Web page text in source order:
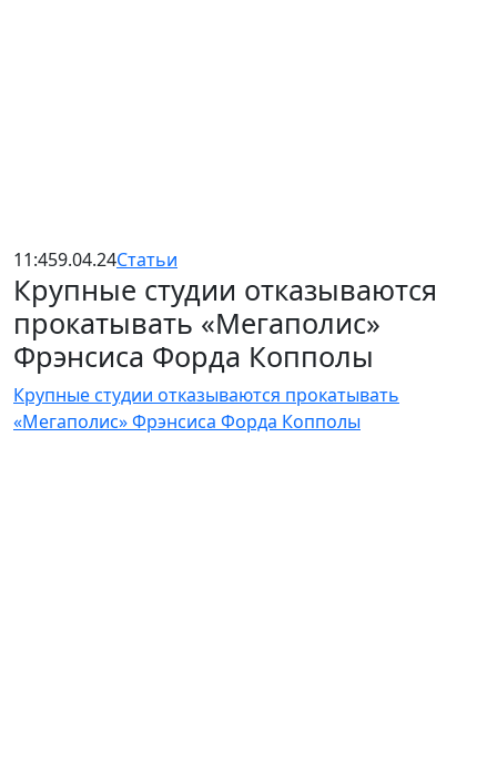
11:459.04.24Статьи
Крупные студии отказываются
прокатывать «Мегаполис»
Фрэнсиса Форда Копполы
Крупные студии отказываются прокатывать
«Мегаполис» Фрэнсиса Форда Копполы